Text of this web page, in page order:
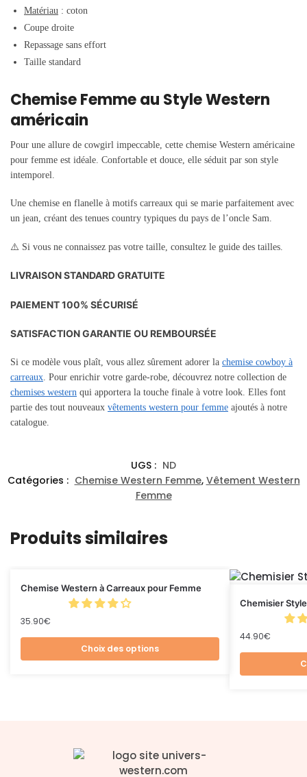
Matériau : coton
Coupe droite
Repassage sans effort
Taille standard
Chemise Femme au Style Western
américain
Pour une allure de cowgirl impeccable, cette chemise Western américaine
pour femme est idéale. Confortable et douce, elle séduit par son style
intemporel.
Une chemise en flanelle à motifs carreaux qui se marie parfaitement avec
un jean, créant des tenues country typiques du pays de l’oncle Sam.
⚠️ Si vous ne connaissez pas votre taille, consultez le guide des tailles.
LIVRAISON STANDARD GRATUITE
PAIEMENT 100% SÉCURISÉ
SATISFACTION GARANTIE OU REMBOURSÉE
Si ce modèle vous plaît, vous allez sûrement adorer la chemise cowboy à
carreaux. Pour enrichir votre garde-robe, découvrez notre collection de
chemises western qui apportera la touche finale à votre look. Elles font
partie des tout nouveaux vêtements western pour femme ajoutés à notre
catalogue.
UGS : ND
Catégories : Chemise Western Femme, Vêtement Western
Femme
Produits similaires
Chemise Western à Carreaux pour Femme
35.90€
Choix des options
Chemisier
44.90€